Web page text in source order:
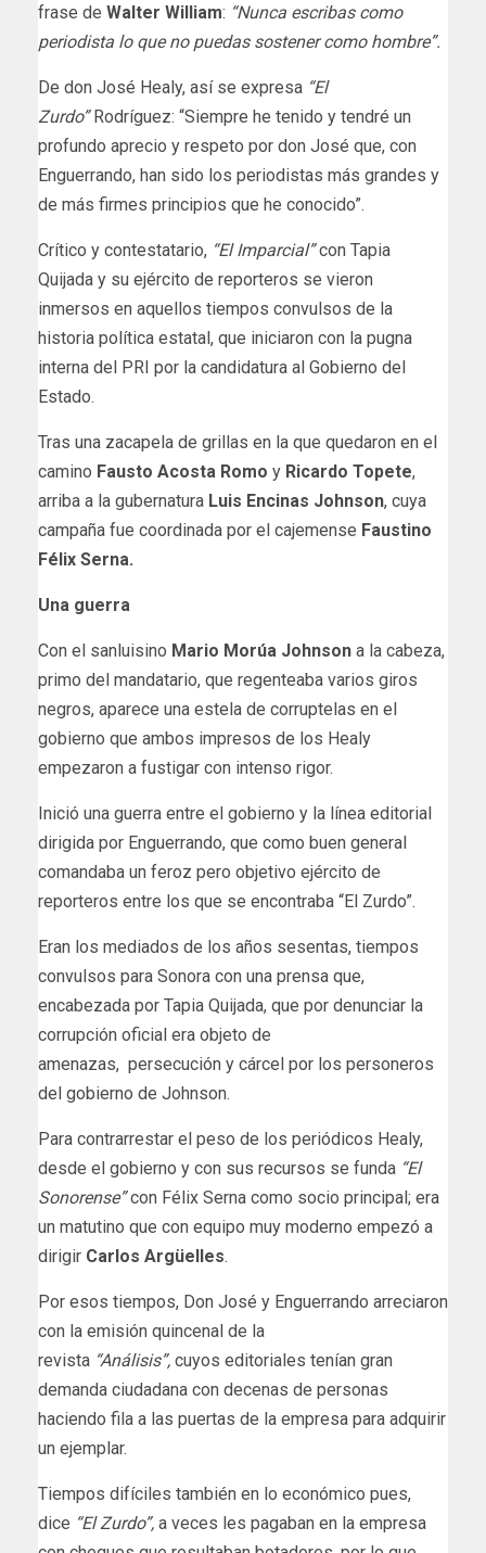
frase de Walter William: “Nunca escribas como
periodista lo que no puedas sostener como hombre”.
De don José Healy, así se expresa “El
Zurdo”Rodríguez: “Siempre he tenido y tendré un
profundo aprecio y respeto por don José que, con
Enguerrando, han sido los periodistas más grandes y
de más firmes principios que he conocido”.
Crítico y contestatario, “El Imparcial”con Tapia
Quijada y su ejército de reporteros se vieron
inmersos en aquellos tiempos convulsos de la
historia política estatal, que iniciaron con la pugna
interna del PRI por la candidatura al Gobierno del
Estado.
Tras una zacapela de grillas en la que quedaron en el
camino Fausto Acosta Romo y Ricardo Topete,
arriba a la gubernatura Luis Encinas Johnson, cuya
campaña fue coordinada por el cajemense Faustino
Félix Serna.
Una guerra
Con el sanluisino Mario Morúa Johnson a la cabeza,
primo del mandatario, que regenteaba varios giros
negros, aparece una estela de corruptelas en el
gobierno que ambos impresos de los Healy
empezaron a fustigar con intenso rigor.
Inició una guerra entre el gobierno y la línea editorial
dirigida por Enguerrando, que como buen general
comandaba un feroz pero objetivo ejército de
reporteros entre los que se encontraba “El Zurdo”.
Eran los mediados de los años sesentas, tiempos
convulsos para Sonora con una prensa que,
encabezada por Tapia Quijada, que por denunciar la
corrupción oficial era objeto de
amenazas, persecución y cárcel por los personeros
del gobierno de Johnson.
Para contrarrestar el peso de los periódicos Healy,
desde el gobierno y con sus recursos se funda “El
Sonorense”con Félix Serna como socio principal; era
un matutino que con equipo muy moderno empezó a
dirigir Carlos Argüelles.
Por esos tiempos, Don José y Enguerrando arreciaron
con la emisión quincenal de la
revista “Análisis”, cuyos editoriales tenían gran
demanda ciudadana con decenas de personas
haciendo fila a las puertas de la empresa para adquirir
un ejemplar.
Tiempos difíciles también en lo económico pues,
dice “El Zurdo”, a veces les pagaban en la empresa